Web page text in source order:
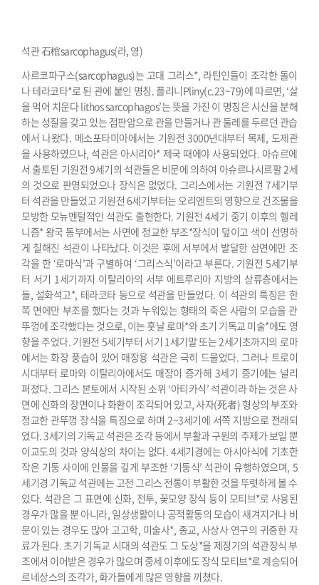
석관 石棺sarcophagus(라, 영)
사르코파구스(sarcophagus)는 고대 그리스*, 라틴인들이 조각한 돌이
나 테라코타*로 된 관에 붙인 명칭. 플리니Pliny(c.23~79)에 따르면, ‘살
을 먹어 치운다 lithos sarcophagos’는 뜻을 가진 이 명칭은 시신을 분해
하는 성질을 갖고 있는 점판암으로 관을 만들거나 관 둘레를 두르던 관습
에서 나왔다. 메소포타미아에서는 기원전 3000년대부터 목제, 도제관
을 사용하였으나, 석관은 아시리아* 제국 때에야 사용되었다. 아슈르에
서 출토된 기원전 9세기의 석관들은 비문에 의하여 아슈르나시르팔 2세
의 것으로 판명되었으나 장식은 없었다. 그리스에서는 기원전 7세기부
터 석관을 만들었고 기원전 6세기부터는 오리엔트의 영향으로 건조물을
모방한 모뉴멘털적인 석관도 출현한다. 기원전 4세기 중기 이후의 헬레
니즘* 왕국 동부에서는 사면에 정교한 부조*장식이 덮이고 색이 선명하
게 칠해진 석관이 나타났다. 이것은 후에 서부에서 발달한 삼면에만 조
각을 한 ‘로마식’과 구별하여 ‘그리스식’이라고 부른다. 기원전 5세기부
터 서기 1세기까지 이탈리아의 서부 에트루리아 지방의 상류층에서는
돌, 설화석고*, 테라코타 등으로 석관을 만들었다. 이 석관의 특징은 한
쪽 면에만 부조를 했다는 것과 누워있는 형태의 죽은 사람의 모습을 관
뚜껑에 조각했다는 것으로, 이는 훗날 로마*와 초기 기독교 미술*에도 영
향을 주었다. 기원전 5세기부터 서기 1세기말 또는 2세기초까지의 로마
에서는 화장 풍습이 있어 매장용 석관은 극히 드물었다. 그러나 트로이
시대부터 로마와 이탈리아에서도 매장이 증가해 3세기 중기에는 널리
퍼졌다. 그리스 본토에서 시작된 소위 ‘아티카식’ 석관이라 하는 것은 사
면에 신화의 장면이나 화환이 조각되어 있고, 사자(死者) 형상의 부조와
정교한 관뚜껑 장식을 특징으로 하며 2~3세기에 서쪽 지방으로 전래되
었다.3세기의 기독교 석관은 조각 등에서 부활과 구원의 주제가 보일 뿐
이교도의 것과 양식상의 차이는 없다. 4세기경에는 아시아식에 기초한
작은 기둥 사이에 인물을 깊게 부조한 ‘기둥식’ 석관이 유행하였으며, 5
세기경 기독교 석관에는 고전 그리스 전통이 부활한 것을 뚜렷하게 볼 수
있다. 석관은 그 표면에 신화, 전투, 꽃모양 장식 등이 모티브*로 사용된
경우가 많을 뿐 아니라, 일상생활이나 공적활동의 모습이 새겨지거나 비
문이 있는 경우도 많아 고고학, 미술사*, 종교, 사상사 연구의 귀중한 자
료가 된다. 초기 기독교 시대의 석관도 그 도상*을 제정기의 석관장식 부
조에서 이어받은 경우가 많으며 중세 이후에도 장식 모티브*로 계승되어
르네상스의 조각가, 화가들에게 많은 영향을 끼쳤다.